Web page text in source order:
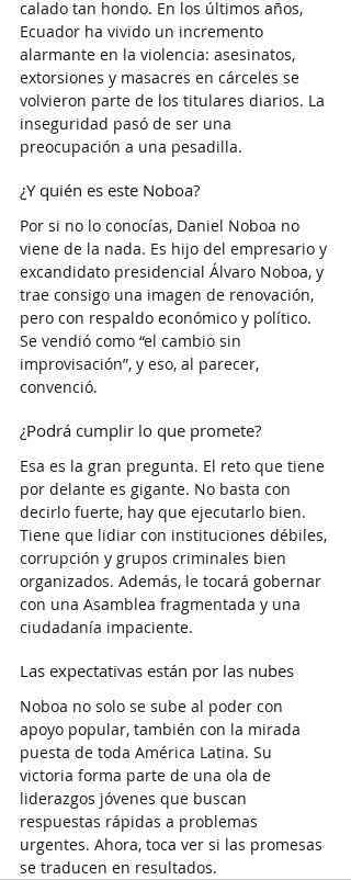
calado tan hondo. En los últimos años,
Ecuador ha vivido un incremento
alarmante en la violencia: asesinatos,
extorsiones y masacres en cárceles se
volvieron parte de los titulares diarios. La
inseguridad pasó de ser una
preocupación a una pesadilla.
¿Y quién es este Noboa?
Por si no lo conocías, Daniel Noboa no
viene de la nada. Es hijo del empresario y
excandidato presidencial Álvaro Noboa, y
trae consigo una imagen de renovación,
pero con respaldo económico y político.
Se vendió como “el cambio sin
improvisación”, y eso, al parecer,
convenció.
¿Podrá cumplir lo que promete?
Esa es la gran pregunta. El reto que tiene
por delante es gigante. No basta con
decirlo fuerte, hay que ejecutarlo bien.
Tiene que lidiar con instituciones débiles,
corrupción y grupos criminales bien
organizados. Además, le tocará gobernar
con una Asamblea fragmentada y una
ciudadanía impaciente.
Las expectativas están por las nubes
Noboa no solo se sube al poder con
apoyo popular, también con la mirada
puesta de toda América Latina. Su
victoria forma parte de una ola de
liderazgos jóvenes que buscan
respuestas rápidas a problemas
urgentes. Ahora, toca ver si las promesas
se traducen en resultados.